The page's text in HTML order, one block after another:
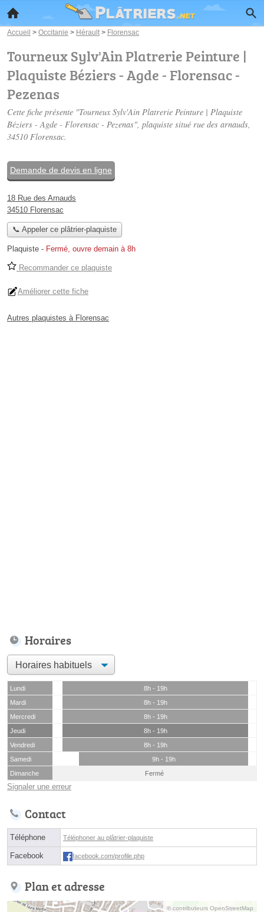
Accueil > Occitanie > Hérault > Florensac
Tourneux Sylv'Ain Platrerie Peinture |
Plaquiste Béziers - Agde - Florensac -
Pezenas
Cette fiche présente "Tourneux Sylv'Ain Platrerie Peinture | Plaquiste
Béziers - Agde - Florensac - Pezenas", plaquiste situé rue des arnauds,
34510 Florensac.
Demande de devis en ligne
18 Rue des Arnauds
34510 Florensac
📞 Appeler ce plâtrier-plaquiste
Plaquiste - Fermé, ouvre demain à 8h
Recommander ce plaquiste
Améliorer cette fiche
Autres plaquistes à Florensac
Horaires
Lundi
8h - 19h
Mardi
8h - 19h
Mercredi
8h - 19h
Jeudi
8h - 19h
Vendredi
8h - 19h
Samedi
9h - 19h
Dimanche
Fermé
Signaler une erreur
Contact
Téléphone Téléphoner au plâtrier-plaquiste
Facebook facebook.com/profile.php
Plan et adresse
© contributeurs OpenStreetMap